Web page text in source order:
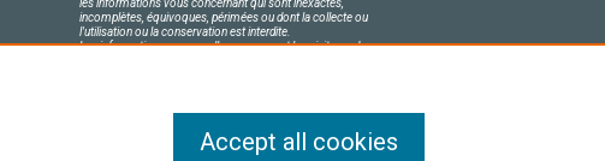
incomplètes, équivoques, périmées ou dont la collecte ou
l'utilisation ou la conservation est interdite.
Les informations personnelles concernant les visiteurs de
Accept all cookies